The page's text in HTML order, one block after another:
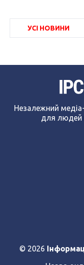
УСІ НОВИНИ
Незалежний
для людей
© 2026